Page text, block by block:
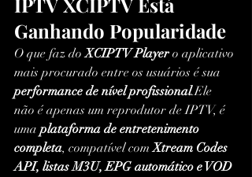
Ganhando Popularidade
O que faz do XCIPTV Player o aplicativo
mais procurado entre os usuários é sua
performance de nível profissional.Ele
não é apenas um reprodutor de IPTV, é
uma plataforma de entretenimento
completa, compatível com Xtream Codes
API, listas M3U, EPG automático e VOD